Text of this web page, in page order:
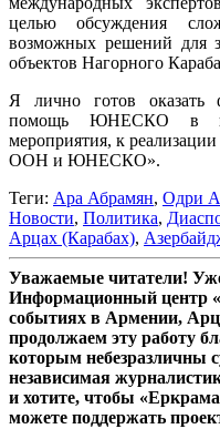
целью обсуждения
возможных решений для
объектов Нагорного
Я лично готов оказать
помощь ЮНЕСКО в
мероприятия, к
ООН и ЮНЕСКО».
Теги: Ара Абрамян, Одри
Новости, Политика,
Арцах (Карабах),
Уважаемые читатели!
Информационный центр
событиях в Армении,
продолжаем эту работу
которым небезразличны
независимая
и хотите, чтобы
можете поддержать